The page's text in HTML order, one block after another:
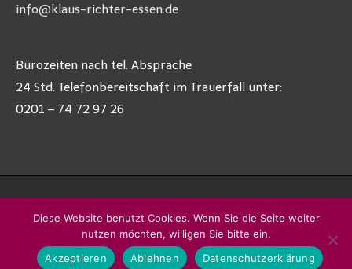
info@klaus-richter-essen.de
Bürozeiten nach tel. Absprache
24 Std. Telefonbereitschaft im Trauerfall unter:
0201 – 74 72 97 26
Impressum Datenschutz
Copyright © 2026 Richter Bestattungen
Diese Website benutzt Cookies. Wenn Sie die Seite weiter
nutzen möchten, willigen Sie bitte ein.
Akzeptieren
Ablehnen Datenschutzerklärung